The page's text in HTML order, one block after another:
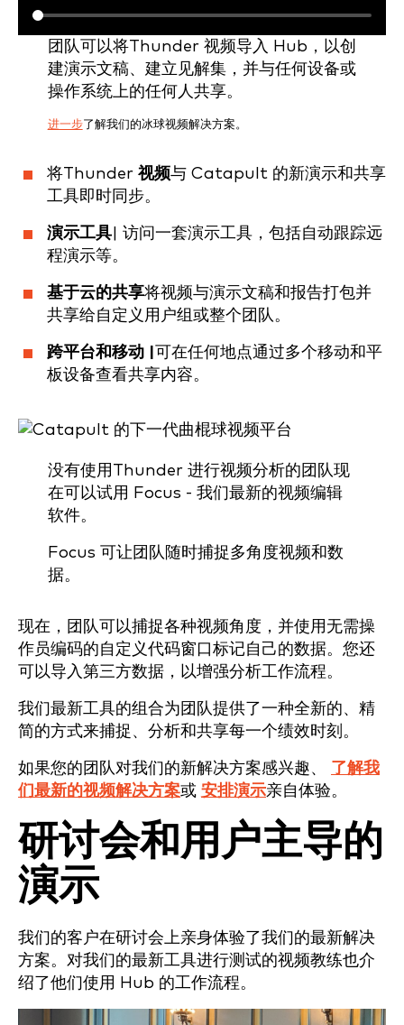
团队可以将Thunder 视频导入 Hub，以创
建演示文稿、建立见解集，并与任何设备或
操作系统上的任何人共享。
进一步了解我们的冰球视频解决方案。
将Thunder 视频与 Catapult 的新演示和共享
工具即时同步。
演示工具 | 访问一套演示工具，包括自动跟踪远
程演示等。
基于云的共享将视频与演示文稿和报告打包并
共享给自定义用户组或整个团队。
跨平台和移动 | 可在任何地点通过多个移动和平
板设备查看共享内容。
没有使用Thunder 进行视频分析的团队现
在可以试用 Focus - 我们最新的视频编辑
软件。
Focus 可让团队随时捕捉多角度视频和数
据。
现在，团队可以捕捉各种视频角度，并使用无需操
作员编码的自定义代码窗口标记自己的数据。您还
可以导入第三方数据，以增强分析工作流程。
我们最新工具的组合为团队提供了一种全新的、精
简的方式来捕捉、分析和共享每一个绩效时刻。
如果您的团队对我们的新解决方案感兴趣、 了解我
们最新的视频解决方案或 安排演示亲自体验。
研讨会和用户主导的
演示
我们的客户在研讨会上亲身体验了我们的最新解决
方案。对我们的最新工具进行测试的视频教练也介
绍了他们使用 Hub 的工作流程。